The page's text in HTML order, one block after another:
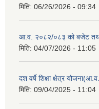
मिति: 06/26/2026 - 09:34
आ.व. २०८२/०८३ को बजेट
मिति: 04/07/2026 - 11:05
दश वर्षे शिक्षा क्षेत्र
मिति: 09/04/2025 - 11:04